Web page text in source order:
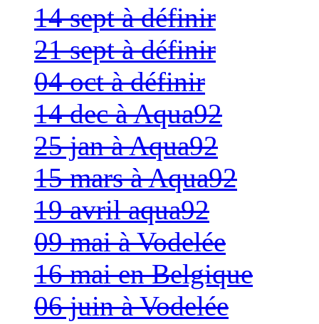
14 sept à définir
21 sept à définir
04 oct à définir
14 dec à Aqua92
25 jan à Aqua92
15 mars à Aqua92
19 avril aqua92
09 mai à Vodelée
16 mai en Belgique
06 juin à Vodelée